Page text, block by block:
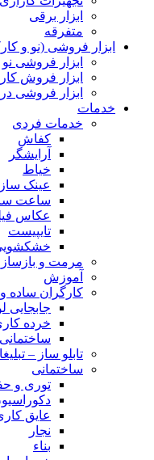
ابزار برقی
متفرقه
ابزار فروشی (نو و
ابزار فروشی نو
ابزار فروش
ابزار فروشی
خدمات
خدمات فردی
کفاش
آرایشگر
خیاط
عینک ساز
ساعت
عکاس
تایپیست
خشکشویی
مرمت و
آموزش
کارگران ساده
جابجایی
خرده
ساختمانی
تابلو ساز –
ساختمانی
توری و
عایق
نجار
بناء